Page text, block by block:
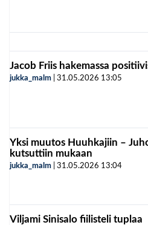
Jacob Friis hakemassa
jukka_malm 31.05.2026 13:05
Yksi muutos Huuhkajiin –
kutsuttiin mukaan
jukka_malm 31.05.2026 13:04
Viljami Sinisalo fiilisteli tuplaa